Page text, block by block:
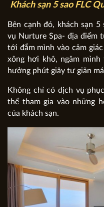
Khách sạn 5 sao FLC
Bên cạnh đó, khách sạn
vụ Nurture Spa- địa điểm
tới đắm mình vào cảm
xông hơi khô, ngâm
hưởng phút giây tư giãn
Không chỉ có dịch vụ
thể tham gia vào những
của khách sạn.